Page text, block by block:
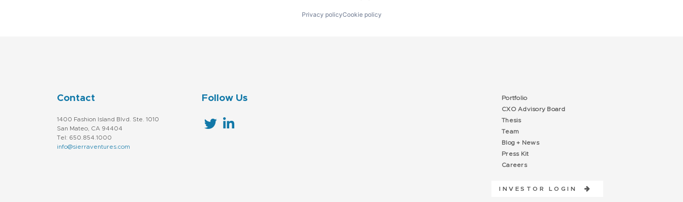
Privacy policyCookie policy
Contact
1400 Fashion Island Blvd. Ste. 1010
San Mateo, CA 94404
Tel: 650.854.1000
info@sierraventures.com
Follow Us
Portfolio
CXO Advisory Board
Thesis
Team
Blog + News
Press Kit
Careers
INVESTOR LOGIN